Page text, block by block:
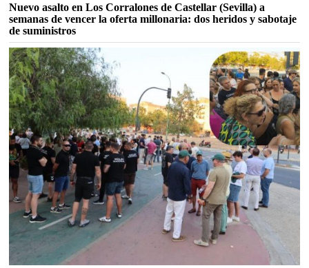
Nuevo asalto en Los Corralones de Castellar (Sevilla) a
semanas de vencer la oferta millonaria: dos heridos y sabotaje
de suministros